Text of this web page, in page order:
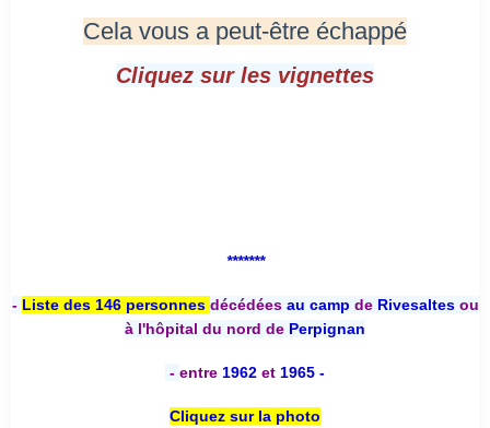
Cela vous a peut-être échappé
Cliquez sur les vignettes
*******
- Liste des 146 personnes décédées au camp deRivesaltesou
à l'hôpital du nord de Perpignan
- entre 1962 et 1965 -
Cliquez sur la photo